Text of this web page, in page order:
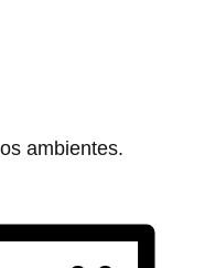
ambientes.